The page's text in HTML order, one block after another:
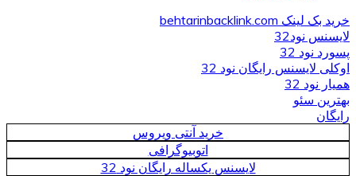
خرید بک لینک behtarinbacklink.com
لایسنس نود32
پسورد نود 32
اوکلی لایسنس رایگان نود 32
همیار نود 32
بهترین سئو
رایگان
خرید آنتی ویروس
اتوبیوگرافی
لایسنس یکساله رایگان نود 32